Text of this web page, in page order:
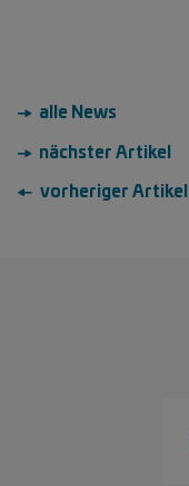
→ alle News
→ nächster Artikel
← vorheriger Artikel